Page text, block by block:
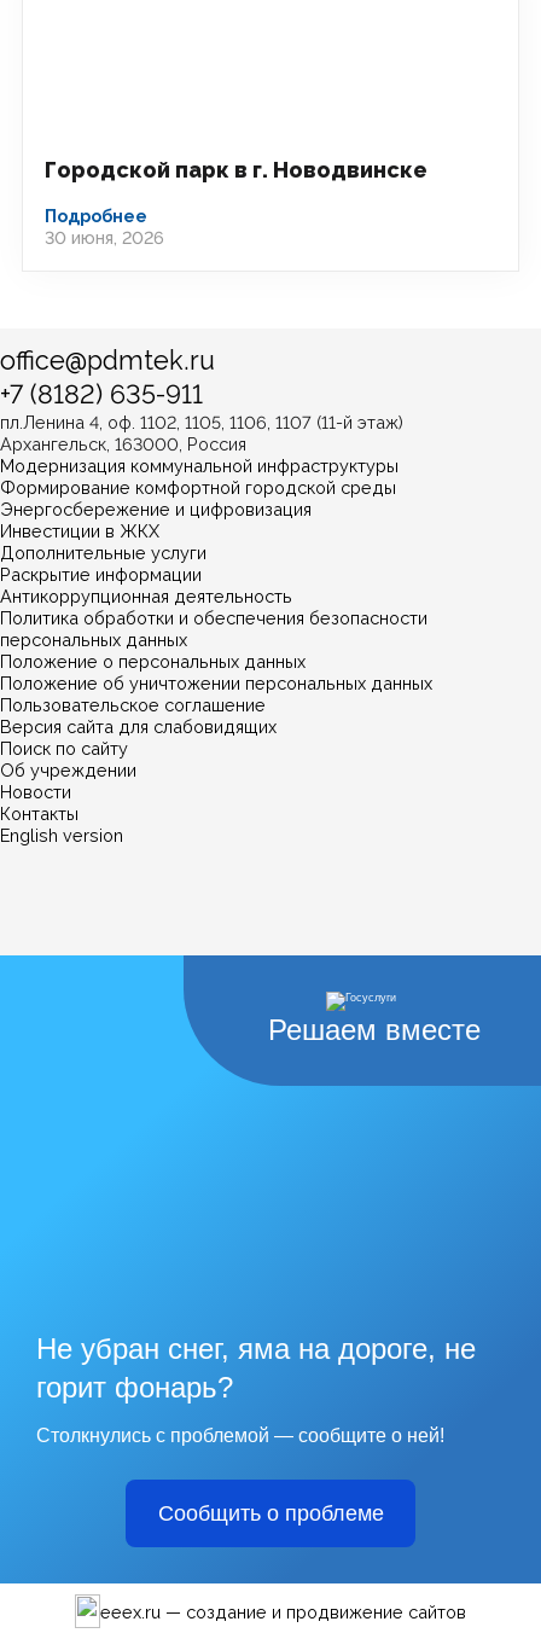
office@pdmtek.ru
пл.Ленина 4, оф. 1102, 1105, 1106, 1107 (11-й этаж)
Архангельск, 163000, Россия
Городской парк в г. Новодвинске
Подробнее
30 июня, 2026
office@pdmtek.ru
+7 (8182) 635-911
пл.Ленина 4, оф. 1102, 1105, 1106, 1107 (11-й этаж)
Архангельск, 163000, Россия
Модернизация коммунальной инфраструктуры
Формирование комфортной городской среды
Энергосбережение и цифровизация
Инвестиции в ЖКХ
Дополнительные услуги
Раскрытие информации
Антикоррупционная деятельность
Политика обработки и обеспечения безопасности
персональных данных
Положение о персональных данных
Положение об уничтожении персональных данных
Пользовательское соглашение
Версия сайта для слабовидящих
Поиск по сайту
Об учреждении
Новости
Контакты
English version
Решаем вместе
Не убран снег, яма на дороге, не
горит фонарь?
Столкнулись с проблемой — сообщите о ней!
Сообщить о проблеме
eeex.ru — создание и продвижение сайтов